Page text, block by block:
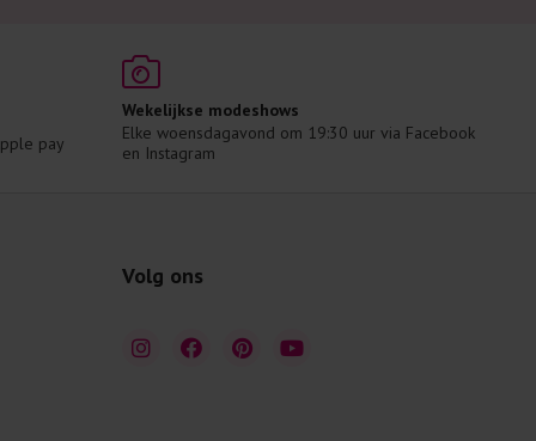
pay
Wekelijkse modeshows
Elke woensdagavond om 19:30 uur via Facebook
en Instagram
Volg ons